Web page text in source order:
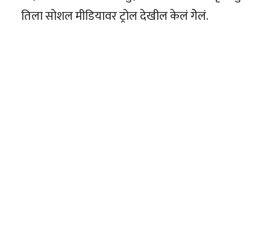
तिला सोशल मीडियावर ट्रोल देखील केलं गेेलं.